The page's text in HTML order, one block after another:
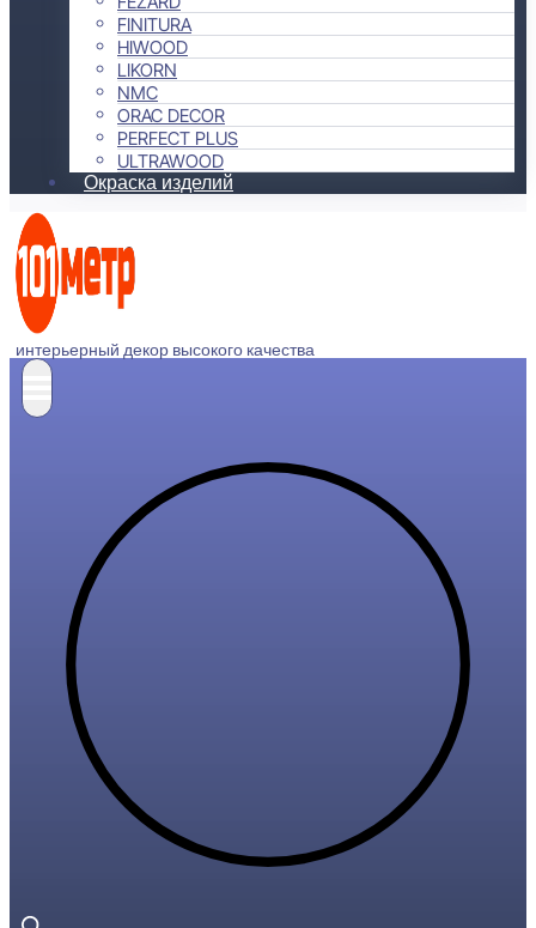
FINITURA
HIWOOD
LIKORN
NMC
ORAC DECOR
PERFECT PLUS
ULTRAWOOD
Окраска изделий
интерьерный декор высокого качества